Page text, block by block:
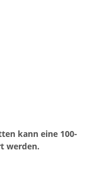
kann eine 100-
werden.